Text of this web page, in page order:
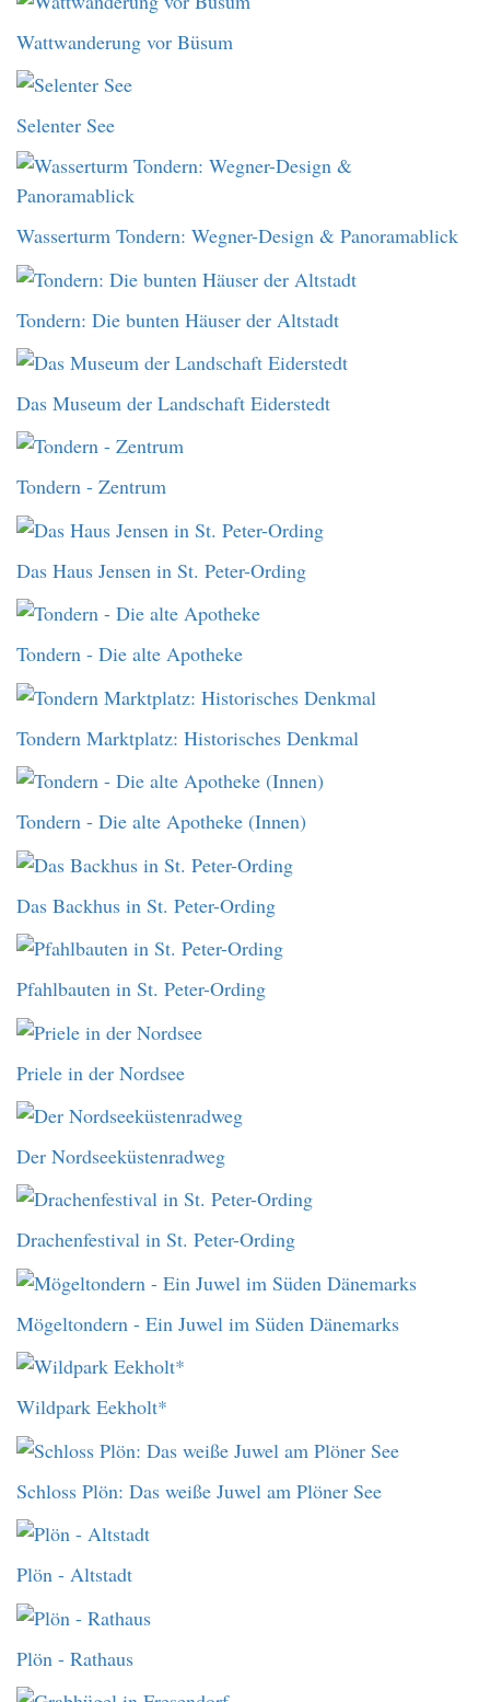
Wattwanderung vor Büsum
Selenter See
Wasserturm Tondern: Wegner-Design & Panoramablick
Tondern: Die bunten Häuser der Altstadt
Das Museum der Landschaft Eiderstedt
Tondern - Zentrum
Das Haus Jensen in St. Peter-Ording
Tondern - Die alte Apotheke
Tondern Marktplatz: Historisches Denkmal
Tondern - Die alte Apotheke (Innen)
Das Backhus in St. Peter-Ording
Pfahlbauten in St. Peter-Ording
Priele in der Nordsee
Der Nordseeküstenradweg
Drachenfestival in St. Peter-Ording
Mögeltondern - Ein Juwel im Süden Dänemarks
Wildpark Eekholt*
Schloss Plön: Das weiße Juwel am Plöner See
Plön - Altstadt
Plön - Rathaus